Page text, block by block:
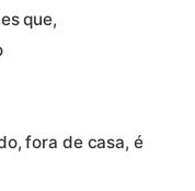
que,
fora de casa, é